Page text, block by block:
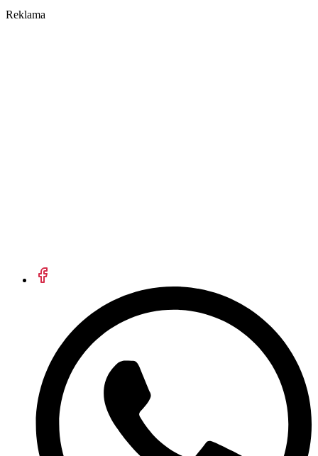
Reklama